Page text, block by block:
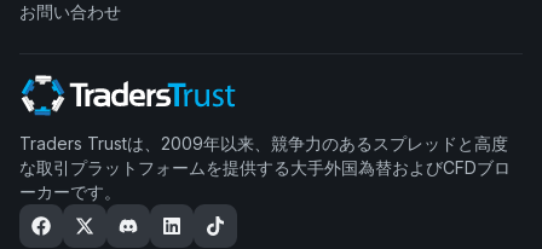
お問い合わせ
Traders Trustは、2009年以来、競争力のあるスプレッドと高度
な取引プラットフォームを提供する大手外国為替およびCFDブロ
ーカーです。